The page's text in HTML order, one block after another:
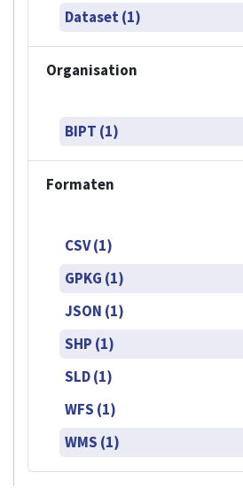
Dataset (1)
Organisation
BIPT (1)
Formaten
CSV (1)
GPKG (1)
JSON (1)
SHP (1)
SLD (1)
WFS (1)
WMS (1)